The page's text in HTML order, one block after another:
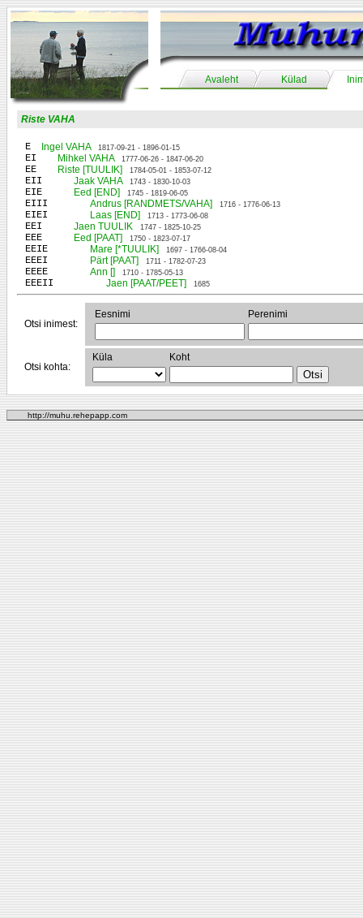
Avaleht Külad
Riste VAHA
E Ingel VAHA 1817-09-21 - 1896-01-15
EI Mihkel VAHA 1777-06-26 - 1847-06-20
EE Riste [TUULIK] 1784-05-01 - 1853-07-12
EII Jaak VAHA 1743 - 1830-10-03
EIE Eed [END] 1745 - 1819-06-05
EIII Andrus [RANDMETS/VAHA] 1716 - 1776-06-13
EIEI Laas [END] 1713 - 1773-06-08
EEI Jaen TUULIK 1747 - 1825-10-25
EEE Eed [PAAT] 1750 - 1823-07-17
EEIE Mare [*TUULIK] 1697 - 1766-08-04
EEEI Pärt [PAAT] 1711 - 1782-07-23
EEEE Ann [] 1710 - 1785-05-13
EEEII Jaen [PAAT/PEET] 1685
Otsi inimest:
Eesnimi Perenimi
Otsi kohta:
Küla Koht
http://muhu.rehepapp.com